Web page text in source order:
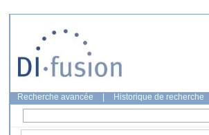
Recherche avancée Historique de recherche